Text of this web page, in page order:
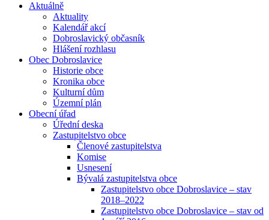
Aktuálně
Aktuality
Kalendář akcí
Dobroslavický občasník
Hlášení rozhlasu
Obec Dobroslavice
Historie obce
Kronika obce
Kulturní dům
Územní plán
Obecní úřad
Úřední deska
Zastupitelstvo obce
Členové zastupitelstva
Komise
Usnesení
Bývalá zastupitelstva obce
Zastupitelstvo obce Dobroslavice – stav
2018–2022
Zastupitelstvo obce Dobroslavice – stav od